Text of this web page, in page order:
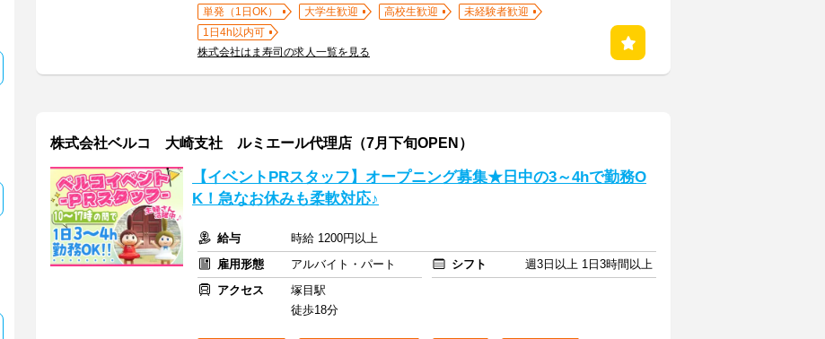
単発（1日OK） 大学生歓迎 高校生歓迎
未経験者歓迎
1日4h以内可
株式会社はま寿司の求人一覧を見る
株式会社ベルコ 大崎支社 ルミエール代理店（7月下旬OPEN）
【イベントPRスタッフ】オープニング募集★日中の3～4hで勤務O
K！急なお休みも柔軟対応♪
給与
時給 1200円以上
雇用形態
アルバイト・パート シフト
週3日以上 1日3時間以上
アクセス
塚目駅
徒歩18分